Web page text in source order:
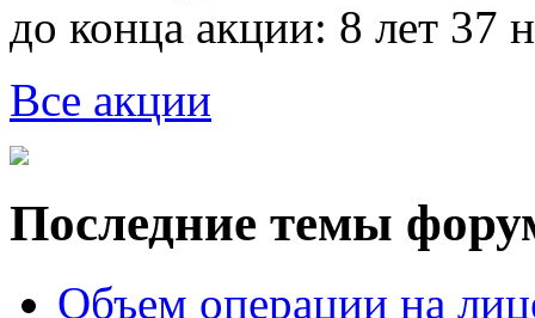
до конца акции: 8 лет 37
Все акции
Последние темы
Объем операции на